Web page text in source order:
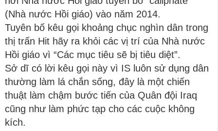
(Nhà nước Hồi giáo) vào năm 2014.
Tuyên bố kêu gọi khoảng chục nghìn dân trong
thị trấn Hit hãy ra khỏi các vị trí của Nhà nước
Hồi giáo vì “Các mục tiêu sẽ bị tiêu diệt”.
Sở dĩ có lời kêu gọi này vì IS luôn sử dụng dân
thường làm lá chắn sống, đây là một chiến
thuật làm chậm bước tiến của Quân đội Iraq
cũng như làm phức tạp cho các cuộc không
kích.